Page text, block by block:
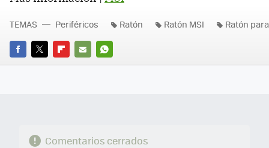
FACEBOOK
TWITTERFLIPBOARD
E-
WHATSAPP
TEMAS Periféricos Ratón Ratón MSI Ratón
Comentarios cerrados